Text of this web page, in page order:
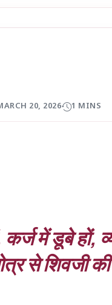
20, 2026 1 MINS
में डूबे हों,
से शिवजी